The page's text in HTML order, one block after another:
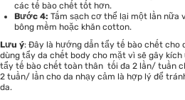
các tế bào chết tốt hơn.
Bước 4: Tắm sạch cơ thể lại một lần nữa
bông mềm hoặc khăn cotton.
Lưu ý: Đây là hướng dẫn tẩy tế bào chết cho
dùng tẩy da chết body cho mặt vì sẽ gây kích
tẩy tế bào chết toàn thân tối đa 2 lần/ tuần
2 tuần/ lần cho da nhạy cảm là hợp lý để
da.